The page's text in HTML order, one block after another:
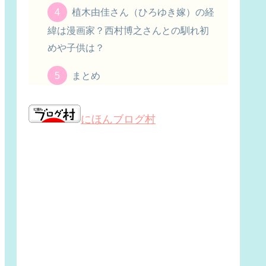
植木由佳さん（ひろゆき嫁）の経
緯は漫画家？西村博之さんとの馴れ初
めや子供は？
まとめ
にほんブログ村